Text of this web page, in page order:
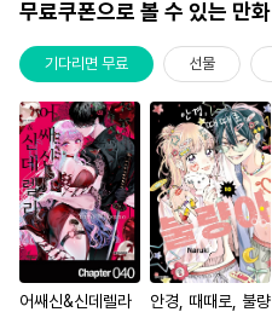
무료쿠폰으로 볼 수 있는 만화
기다리면 무료 선물
어쌔신&신데렐라
안경, 때때로, 불량